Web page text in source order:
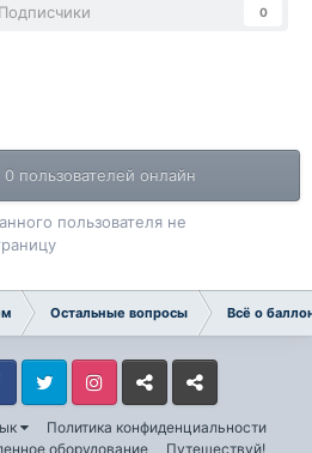
Подписчики 0
0 пользователей онлайн
пользователя не
Остальные вопросы Всё о
Политика конфиденциальности
оборудование Путешествуй!
Twitter InstagramLivejournalOdnoklassniki